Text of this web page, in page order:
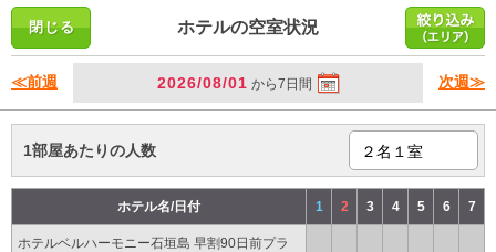
ホテルの空室状況
≪前週 2026/08/01 から7日間 次週≫
1部屋あたりの人数
ホテル名/日付 1 2 3 4 5 6 7
ホテルベルハーモニー石垣島 早割90日前プラ